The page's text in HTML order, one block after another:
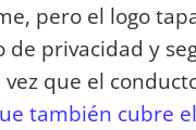
pero el logo
de privacidad y
que el
también cubre